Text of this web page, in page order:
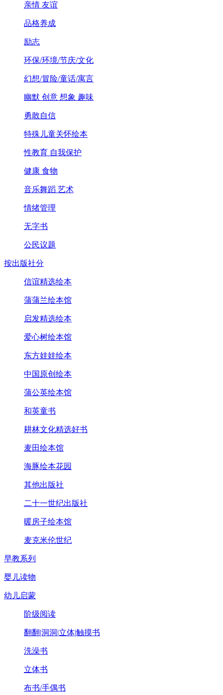
亲情 友谊
品格养成
励志
环保/环境/节庆/文化
幻想/冒险/童话/寓言
幽默 创意 想象 趣味
勇敢自信
特殊儿童关怀绘本
性教育 自我保护
健康 食物
音乐舞蹈 艺术
情绪管理
无字书
公民议题
按出版社分
信谊精选绘本
蒲蒲兰绘本馆
启发精选绘本
爱心树绘本馆
东方娃娃绘本
中国原创绘本
蒲公英绘本馆
和英童书
耕林文化精选好书
麦田绘本馆
海豚绘本花园
其他出版社
二十一世纪出版社
暖房子绘本馆
麦克米伦世纪
早教系列
婴儿读物
幼儿启蒙
阶级阅读
翻翻|洞洞|立体|触摸书
洗澡书
立体书
布书/手偶书